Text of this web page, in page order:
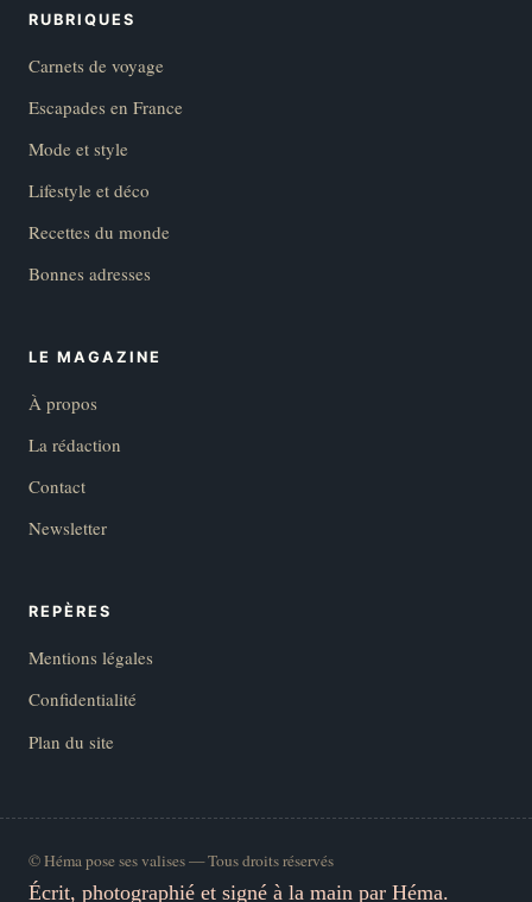
RUBRIQUES
Carnets de voyage
Escapades en France
Mode et style
Lifestyle et déco
Recettes du monde
Bonnes adresses
LE MAGAZINE
À propos
La rédaction
Contact
Newsletter
REPÈRES
Mentions légales
Confidentialité
Plan du site
© Héma pose ses valises — Tous droits réservés
Écrit, photographié et signé à la main par Héma.